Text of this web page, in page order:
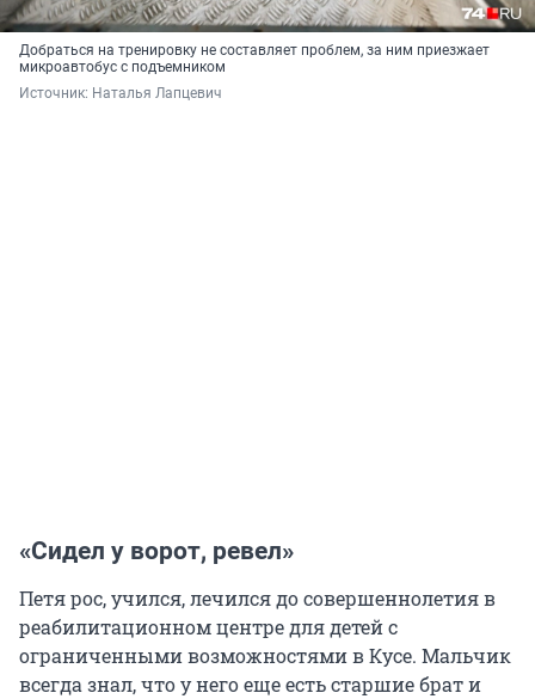
Добраться на тренировку не составляет проблем, за ним приезжает
микроавтобус с подъемником
Источник: Наталья Лапцевич
«Сидел у ворот, ревел»
Петя рос, учился, лечился до совершеннолетия в
реабилитационном центре для детей с
ограниченными возможностями в Кусе. Мальчик
всегда знал, что у него еще есть старшие брат и